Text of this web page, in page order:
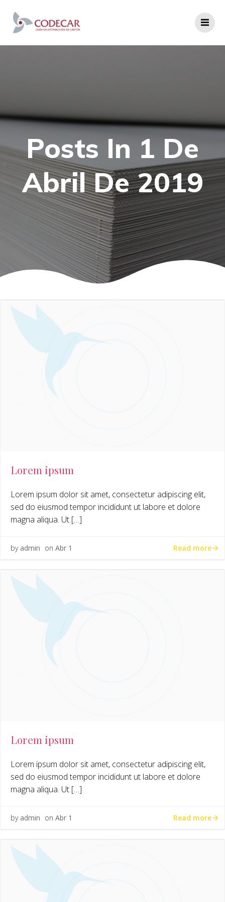
Posts In 1 De
Abril De 2019
Lorem ipsum
Lorem ipsum dolor sit amet, consectetur adipiscing elit,
sed do eiusmod tempor incididunt ut labore et dolore
magna aliqua. Ut […]
by admin on Abr 1 Read more
Lorem ipsum
Lorem ipsum dolor sit amet, consectetur adipiscing elit,
sed do eiusmod tempor incididunt ut labore et dolore
magna aliqua. Ut […]
by admin on Abr 1 Read more